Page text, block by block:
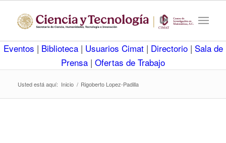
Eventos | Biblioteca | Usuarios Cimat | Directorio | Sala de
Prensa | Ofertas de Trabajo
Usted está aquí: Inicio / Rigoberto Lopez-Padilla